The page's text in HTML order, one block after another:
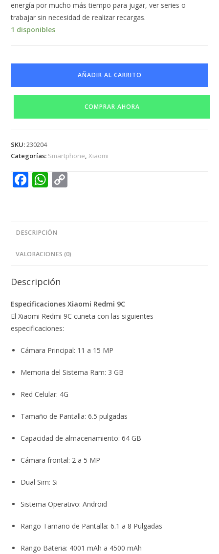
energía por mucho más tiempo para jugar, ver series o
trabajar sin necesidad de realizar recargas.
1 disponibles
AÑADIR AL CARRITO
COMPRAR AHORA
SKU:230204
Categorías: Smartphone,Xiaomi
F
b
o
o
k
W
s
A
p
p
n
DESCRIPCIÓN
VALORACIONES (0)
Descripción
Especificaciones Xiaomi Redmi 9C
El Xiaomi Redmi 9C cuneta con las siguientes
especificaciones:
Cámara Principal: 11 a 15 MP
Memoria del Sistema Ram: 3 GB
Red Celular: 4G
Tamaño de Pantalla: 6.5 pulgadas
Capacidad de almacenamiento: 64 GB
Cámara frontal: 2 a 5 MP
Dual Sim: Si
Sistema Operativo: Android
Rango Tamaño de Pantalla: 6.1 a 8 Pulgadas
Rango Bateria: 4001 mAh a 4500 mAh